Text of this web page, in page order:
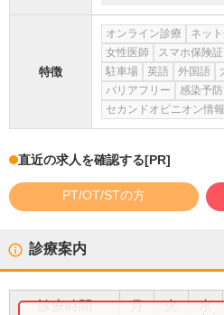
特徴
オンライン診療 ネッ
女性医師
スマホ保険証
駐車場
英語 外国語
バリアフリー
感染予防
セカンドオピニオン情
直近の求人を確認する[PR]
PT/OT/STの方
診療案内
診療時間 月 火 水